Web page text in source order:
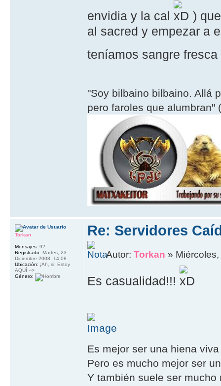
envidia y la cal
)
al sacred y empezar a
teníamos sangre fresca
"Soy bilbaino bilbaino. Allá
pero faroles que alumbran"
Re: Servidores
Autor:Torkan »
Es casualidad!!!
Es mejor ser una hiena
Pero es mucho mejor ser
Y también suele ser mucho
Torkan
Mensajes: 92
Registrado: Martes, 23
Diciembre 2008, 14:08
Ubicación: ¡Ah, si! Estoy
AQUÍ -->
Género: